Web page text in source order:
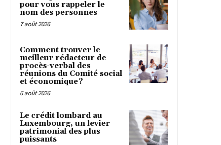
pour vous rappeler le
nom des personnes
7 août 2026
Comment trouver le
meilleur rédacteur de
procès-verbal des
réunions du Comité social
et économique ?
6 août 2026
Le crédit lombard au
Luxembourg, un levier
patrimonial des plus
puissants